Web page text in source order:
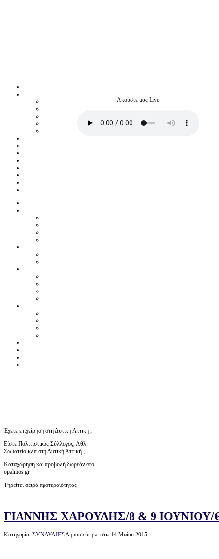
Ακούστε μας Live
Έχετε επιχείρηση στη Δυτική Αττική ;
Είστε Πολιτιστικός Σύλλογος, Αθλ.
Σωματείο κλπ στη Δυτική Αττική ;
Καταχώρηση και προβολή δωρεάν στο
opalmos.gr
Τηρείται σειρά προτεραιότητας
ΓΙΑΝΝΗΣ ΧΑΡΟΥΛΗΣ/8 & 9
Κατηγορία: ΣΥΝΑΥΛΙΕΣΔημοσιεύτηκε στις 14 Μαΐου 2015